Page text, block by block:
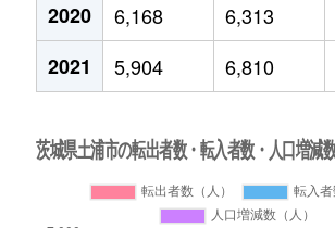
2020
6,168 6,313
2021
5,904 6,810